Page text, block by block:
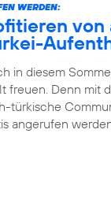
WERDEN:
in diesem
freuen. Denn mit
türkische
angerufen